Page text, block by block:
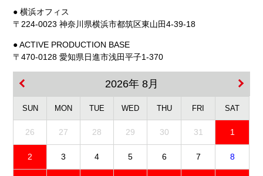
● 横浜オフィス
〒224-0023 神奈川県横浜市都筑区東山田4-39-18
● ACTIVE PRODUCTION BASE
〒470-0128 愛知県日進市浅田平子1-370
2026年 8月
SUN MON TUE WED THU FRI SAT
26 27 28 29 30 31 1
2 3 4 5 6 7 8